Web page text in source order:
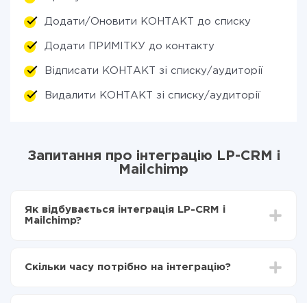
Додати/Оновити КОНТАКТ до списку
Додати ПРИМІТКУ до контакту
Відписати КОНТАКТ зі списку/аудиторії
Видалити КОНТАКТ зі списку/аудиторії
Запитання про інтеграцію LP-CRM і
Mailchimp
Як відбувається інтеграція LP-CRM і
Mailchimp?
Вибираєте які дані передавати з LP-CRM в
Скільки часу потрібно на інтеграцію?